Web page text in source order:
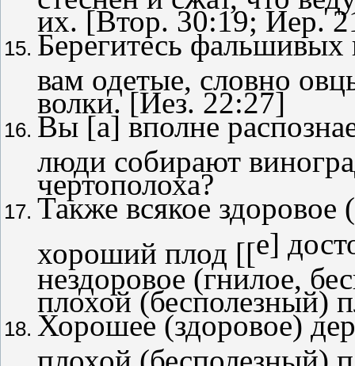
их. [Втор. 30:19; Иер.
Берегитесь фальшивых
вам одетые, словно
волки. [Иез. 22:27]
Вы [a] вполне
люди собирают
чертополоха?
Также всякое здоровое
хороший плод [[e]
нездоровое (гнилое,
плохой (бесполезный)
Хорошее (здоровое)
плохой (бесполезный)